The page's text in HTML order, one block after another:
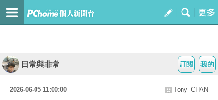
我的
訂閱
日常與非常
2026-06-05 11:00:00 Tony_CHAN